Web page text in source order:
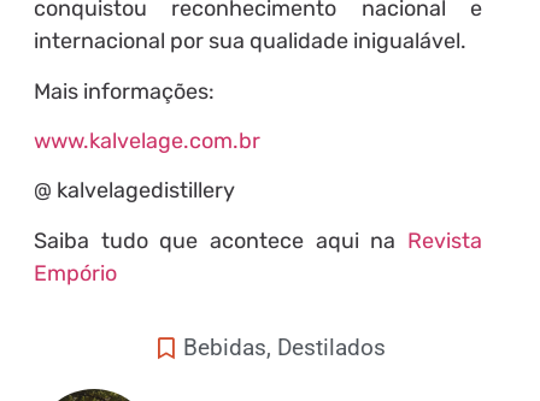
conquistou reconhecimento nacional e
internacional por sua qualidade inigualável.
Mais informações:
www.kalvelage.com.br
@ kalvelagedistillery
Saiba tudo que acontece aqui na Revista
Empório
Bebidas, Destilados